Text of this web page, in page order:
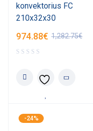
konvektorius FC
210x32x30
1,282.75€
974.88€
-24%